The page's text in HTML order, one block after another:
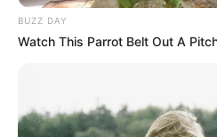
BUZZ DAY
Watch This Parrot Belt Out A